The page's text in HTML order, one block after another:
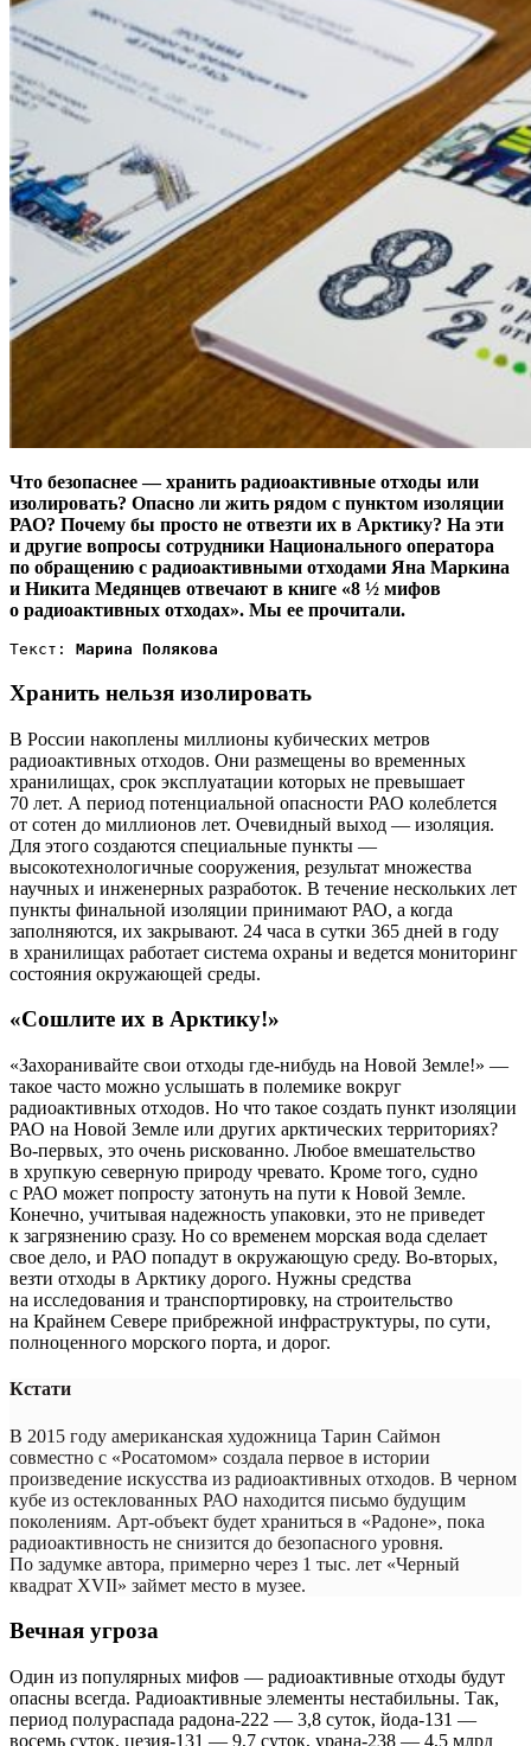
Что безопаснее — хранить радиоактивные отходы или
изолировать? Опасно ли жить рядом с пунктом изоляции
РАО? Почему бы просто не отвезти их в Арктику? На эти
и другие вопросы сотрудники Национального оператора
по обращению с радиоактивными отходами Яна Маркина
и Никита Медянцев отвечают в книге «8 ½ мифов
о радиоактивных отходах». Мы ее прочитали.
Текст: Марина Полякова
Хранить нельзя изолировать
В России накоплены миллионы кубических метров
радиоактивных отходов. Они размещены во временных
хранилищах, срок эксплуатации которых не превышает
70 лет. А период потенциальной опасности РАО колеблется
от сотен до миллионов лет. Очевидный выход — изоляция.
Для этого создаются специальные пункты —
высокотехнологичные сооружения, результат множества
научных и инженерных разработок. В течение нескольких лет
пункты финальной изоляции принимают РАО, а когда
заполняются, их закрывают. 24 часа в сутки 365 дней в году
в хранилищах работает система охраны и ведется мониторинг
состояния окружающей среды.
«Сошлите их в Арктику!»
«Захоранивайте свои отходы где-нибудь на Новой Земле!» —
такое часто можно услышать в полемике вокруг
радиоактивных отходов. Но что такое создать пункт изоляции
РАО на Новой Земле или других арктических территориях?
Во-первых, это очень рискованно. Любое вмешательство
в хрупкую северную природу чревато. Кроме того, судно
с РАО может попросту затонуть на пути к Новой Земле.
Конечно, учитывая надежность упаковки, это не приведет
к загрязнению сразу. Но со временем морская вода сделает
свое дело, и РАО попадут в окружающую среду. Во-вторых,
везти отходы в Арктику дорого. Нужны средства
на исследования и транспортировку, на строительство
на Крайнем Севере прибрежной инфраструктуры, по сути,
полноценного морского порта, и дорог.
Кстати
В 2015 году американская художница Тарин Саймон
совместно с «Росатомом» создала первое в истории
произведение искусства из радиоактивных отходов. В черном
кубе из остеклованных РАО находится письмо будущим
поколениям. Арт-объект будет храниться в «Радоне», пока
радиоактивность не снизится до безопасного уровня.
По задумке автора, примерно через 1 тыс. лет «Черный
квадрат XVII» займет место в музее.
Вечная угроза
Один из популярных мифов — радиоактивные отходы будут
опасны всегда. Радиоактивные элементы нестабильны. Так,
период полураспада радона‑222 — 3,8 суток, йода‑131 —
восемь суток, цезия‑131 — 9,7 суток, урана‑238 — 4,5 млрд